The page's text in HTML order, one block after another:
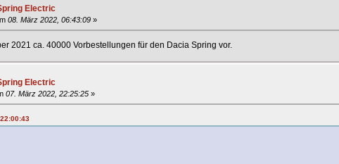
Electric
08. März 2022, 06:43:09 »
2021 ca. 40000 Vorbestellungen für den Dacia Spring vor.
Electric
07. März 2022, 22:25:25 »